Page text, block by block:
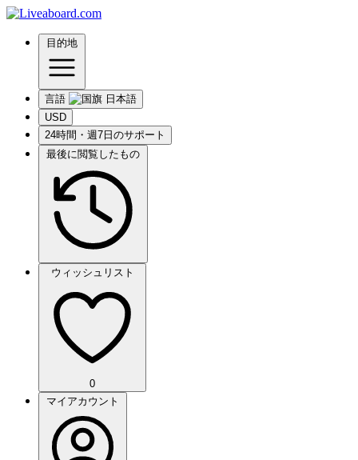
目的地
言語
USD
24時間・週7日のサポート
最後に閲覧したもの
ウィッシュリスト
0
マイアカウント